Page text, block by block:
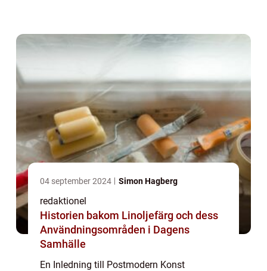
04 september 2024 Simon Hagberg
redaktionel
Historien bakom Linoljefärg och dess
Användningsområden i Dagens
Samhälle
En Inledning till Postmodern Konst